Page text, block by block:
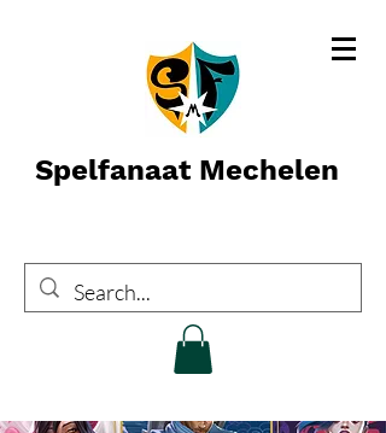
Spelfanaat Mechelen